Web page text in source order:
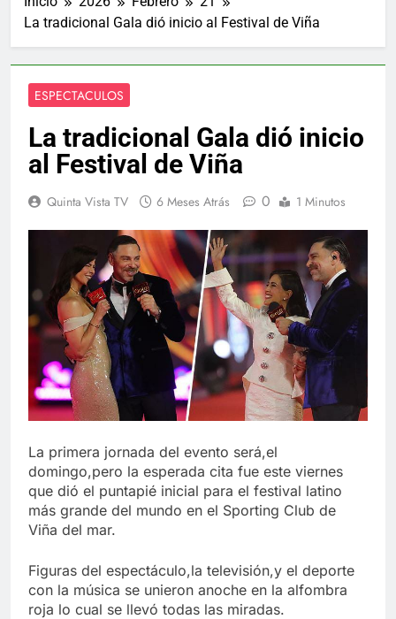
La tradicional Gala dió inicio al Festival de Viña
ESPECTACULOS
La tradicional Gala dió inicio
al Festival de Viña
Quinta Vista TV 6 Meses Atrás 0 1 Minutos
La primera jornada del evento será,el
domingo,pero la esperada cita fue este viernes
que dió el puntapié inicial para el festival latino
más grande del mundo en el Sporting Club de
Viña del mar.
Figuras del espectáculo,la televisión,y el deporte
con la música se unieron anoche en la alfombra
roja lo cual se llevó todas las miradas.